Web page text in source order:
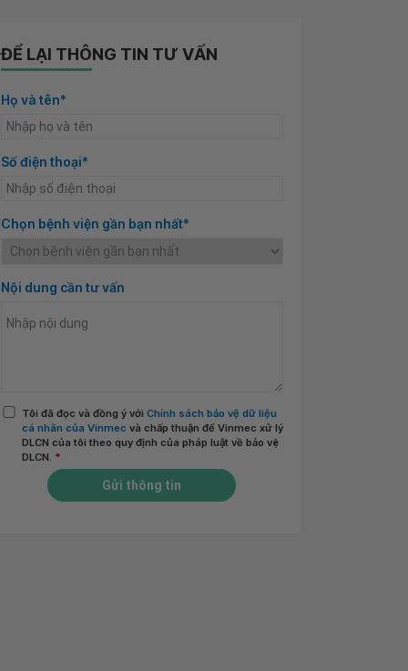
ĐỂ LẠI THÔNG TIN TƯ VẤN
Họ và tên*
Số điện thoại*
Chọn bệnh viện gần bạn nhất*
Nội dung cần tư vấn
Tôi đã đọc và đồng ý với Chính sách bảo vệ dữ liệu
cá nhân của Vinmec và chấp thuận để Vinmec xử lý
DLCN của tôi theo quy định của pháp luật về bảo vệ
DLCN. *
Gửi thông tin